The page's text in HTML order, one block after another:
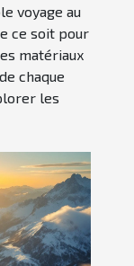
voyage au
ce soit pour
matériaux
chaque
les